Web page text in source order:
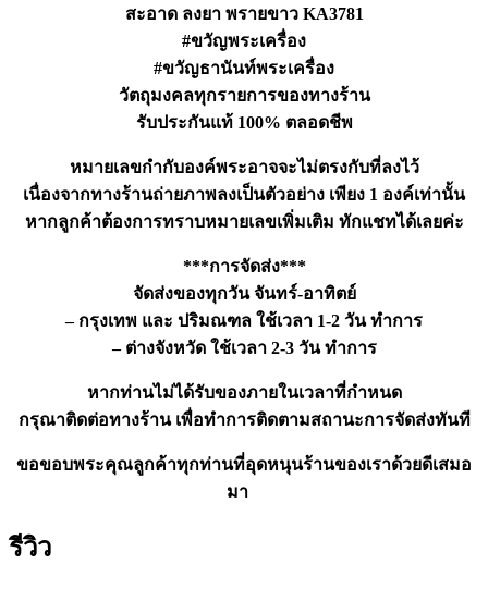
สะอาด ลงยา พรายขาว KA3781
#ขวัญพระเครื่อง
#ขวัญธานันท์พระเครื่อง
วัตถุมงคลทุกรายการของทางร้าน
รับประกันแท้ 100% ตลอดชีพ
หมายเลขกำกับองค์พระอาจจะไม่ตรงกับที่ลงไว้
เนื่องจากทางร้านถ่ายภาพลงเป็นตัวอย่าง เพียง 1 องค์เท่านั้น
หากลูกค้าต้องการทราบหมายเลขเพิ่มเติม ทักแชทได้เลยค่ะ
***การจัดส่ง***
จัดส่งของทุกวัน จันทร์-อาทิตย์
– กรุงเทพ และ ปริมณฑล ใช้เวลา 1-2 วัน ทำการ
– ต่างจังหวัด ใช้เวลา 2-3 วัน ทำการ
หากท่านไม่ได้รับของภายในเวลาที่กำหนด
กรุณาติดต่อทางร้าน เพื่อทำการติดตามสถานะการจัดส่งทันที
ขอขอบพระคุณลูกค้าทุกท่านที่อุดหนุนร้านของเราด้วยดีเสมอ
มา
รีวิว